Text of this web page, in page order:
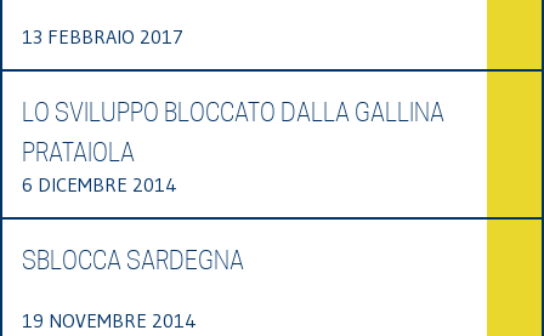
13 FEBBRAIO 2017
LO SVILUPPO BLOCCATO DALLA GALLINA
PRATAIOLA
6 DICEMBRE 2014
SBLOCCA SARDEGNA
19 NOVEMBRE 2014